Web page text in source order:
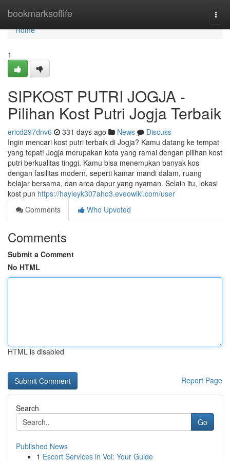
bookmarksoflife
Home
Home
1
SIPKOST PUTRI JOGJA -
Pilihan Kost Putri Jogja Terbaik
ericd297dnv6 331 days ago News
Discuss
Ingin mencari kost putri terbaik di Jogja? Kamu datang ke tempat
yang tepat! Jogja merupakan kota yang ramai dengan pilihan kost
putri berkualitas tinggi. Kamu bisa menemukan banyak kos
dengan fasilitas modern, seperti kamar mandi dalam, ruang
belajar bersama, dan area dapur yang nyaman. Selain itu, lokasi
kost pun https://hayleyk307aho3.eveowiki.com/user
Comments
Who Upvoted
Comments
Submit a Comment
No HTML
HTML is disabled
Report Page
Search
Go
Published News
1 Escort Services in Voi: Your Guide